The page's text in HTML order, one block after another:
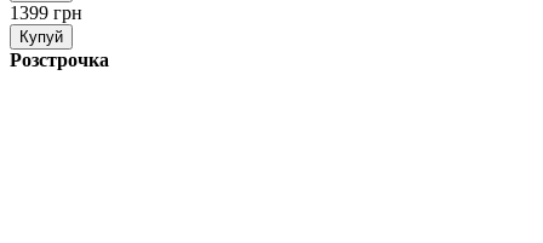
1399 грн
Купуй
Розстрочка